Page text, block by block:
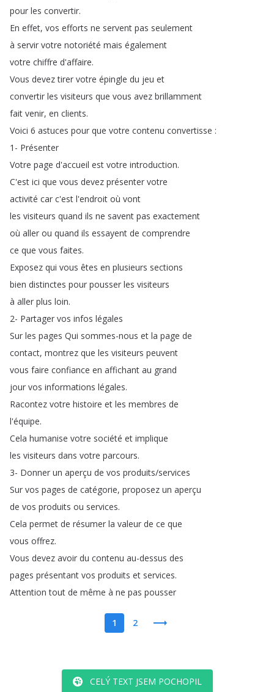
pour les convertir.
En effet, vos efforts ne servent pas seulement
à servir votre notoriété mais également
votre chiffre d'affaire.
Vous devez tirer votre épingle du jeu et
convertir les visiteurs que vous avez brillamment
fait venir, en clients.
Voici 6 astuces pour que votre contenu convertisse :
1- Présenter
Votre page d'accueil est votre introduction.
C'est ici que vous devez présenter votre
activité car c'est l'endroit où vont
les visiteurs quand ils ne savent pas exactement
où aller ou quand ils essayent de comprendre
ce que vous faites.
Exposez qui vous êtes en plusieurs sections
bien distinctes pour pousser les visiteurs
à aller plus loin.
2- Partager vos infos légales
Sur les pages Qui sommes-nous et la page de
contact, montrez que les visiteurs peuvent
vous faire confiance en affichant au grand
jour vos informations légales.
Racontez votre histoire et les membres de
l'équipe.
Cela humanise votre société et implique
les visiteurs dans votre parcours.
3- Donner un aperçu de vos produits/services
Sur vos pages de catégorie, proposez un aperçu
de vos produits ou services.
Cela permet de résumer la valeur de ce que
vous offrez.
Vous devez avoir du contenu au-dessus des
pages présentant vos produits et services.
Attention tout de même à ne pas pousser
1 2
CELÝ TEXT JSEM POCHOPIL